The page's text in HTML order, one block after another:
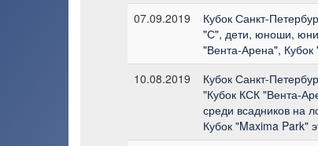
07.09.2019
Кубок Санкт-
"С", дети, юноши,
"Вента-Арена", Кубок
10.08.2019
Кубок Санкт-
"Кубок КСК "Вента-
среди всадников на
Кубок "Maxima Park"